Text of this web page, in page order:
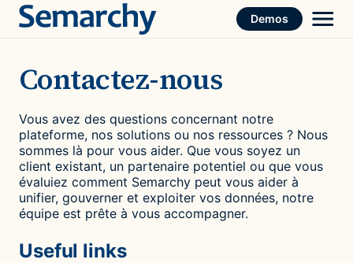
Skip
Demos
Contactez-nous
Vous avez des questions concernant notre
plateforme, nos solutions ou nos ressources ? Nous
sommes là pour vous aider. Que vous soyez un
client existant, un partenaire potentiel ou que vous
évaluiez comment Semarchy peut vous aider à
unifier, gouverner et exploiter vos données, notre
équipe est prête à vous accompagner.
Useful links